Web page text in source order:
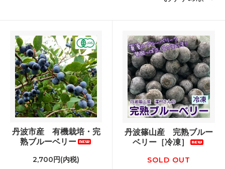
丹波市産 有機栽培・完
熟ブルーベリー
2,700円(内税)
丹波篠山産 完熟ブルー
ベリー［冷凍］
SOLD OUT